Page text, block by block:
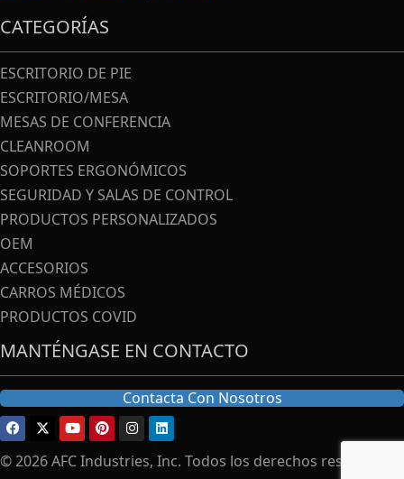
CATEGORÍAS
ESCRITORIO DE PIE
ESCRITORIO/MESA
MESAS DE CONFERENCIA
CLEANROOM
SOPORTES ERGONÓMICOS
SEGURIDAD Y SALAS DE CONTROL
PRODUCTOS PERSONALIZADOS
OEM
ACCESORIOS
CARROS MÉDICOS
PRODUCTOS COVID
MANTÉNGASE EN CONTACTO
Contacta Con Nosotros
© 2026 AFC Industries, Inc. Todos los derechos reservados.